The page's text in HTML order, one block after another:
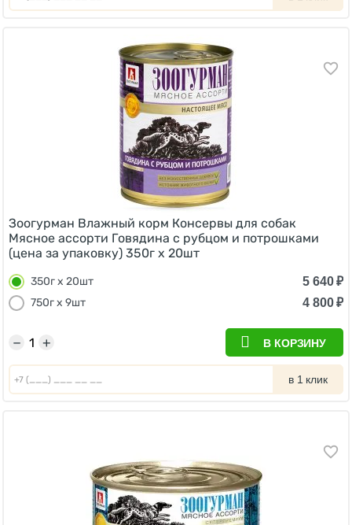
Зоогурман Влажный корм Консервы для собак
Мясное ассорти Говядина с рубцом и потрошками
(цена за упаковку) 350г x 20шт
350г x 20шт 5 640₽
750г х 9шт
4 800₽
+
− В КОРЗИНУ
в 1 клик